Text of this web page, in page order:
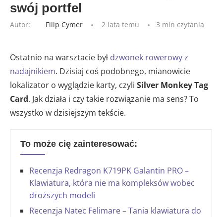
swój portfel
Autor: Filip Cymer 2 lata temu 3 min czytania
Ostatnio na warsztacie był dzwonek rowerowy z
nadajnikiem. Dzisiaj coś podobnego, mianowicie
lokalizator o wyglądzie karty, czyli Silver Monkey Tag
Card. Jak działa i czy takie rozwiązanie ma sens? To
wszystko w dzisiejszym tekście.
To może cię zainteresować:
Recenzja Redragon K719PK Galantin PRO –
Klawiatura, która nie ma kompleksów wobec
droższych modeli
Recenzja Natec Felimare – Tania klawiatura do